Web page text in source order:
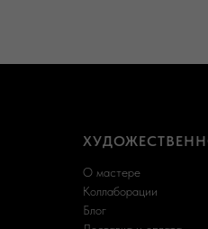
О мастере
Коллаборации
Блог